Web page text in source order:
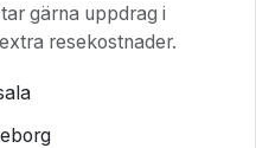
gärna uppdrag i
resekostnader.